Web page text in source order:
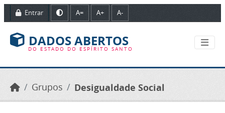
Ir para o conteúdo principal
Entrar A= A+ A-
DADOS ABERTOS
DO ESTADO DO ESPÍRITO SANTO
Grupos Desigualdade Social